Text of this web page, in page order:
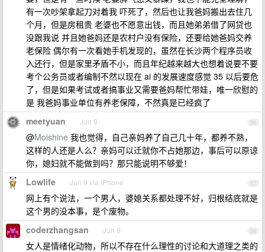
有一次吵架拿起刀对着我 吓死了，然后也让我爸妈搬出去住几
个月，但是房租贵 老婆也不愿意出钱，而且她弟弟借了网贷也
没跟我说 并且她爸妈还是农村户没有保险，还要给她爸妈交养
老保险 偶尔有一次看她手机发现的，虽然在长沙两个程序员收
入还行，但是家里矛盾不小，而且年纪越来越大也想着说要不要
考个公务员或者编制不然以现在 ai 的发展速度感觉 35 以后要危
了，但是如果考试或者搞事业又需要爸妈帮忙带娃，唯一欣慰的
是 我爸妈事业单位有养老保障，不然真是已经疯了
56
meetyuan Jun 9
@Moishine 我也觉得，自己亲妈养了自己几十年，都养不熟，
这样的人还是人么？亲妈可以迁就你不占她那边，事后可以原谅
你，媳妇就不能做到吗？那只能说明不够爱！
57
Lowlife Jun 9 via iPhone
网上有个说法，一个男人，婆媳关系都处理不好，归根结底就是
这个男的没本事，是个废物。
58
coderzhangsan Jun 9
女人是情绪化动物，所以不存在什么理性的讨论和大道理之类的